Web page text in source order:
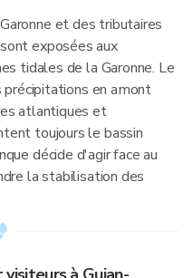
et des tributaires
exposées aux
tidales de la Garonne. Le
précipitations en amont
atlantiques et
toujours le bassin
décide d'agir face au
la stabilisation des